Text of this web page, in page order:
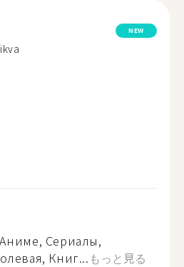
NEW
Сериалы,
Книг... もっと見る